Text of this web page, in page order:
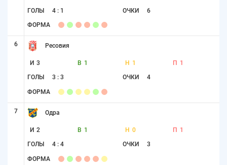
ГОЛЫ 4 : 1 ОЧКИ 6
ФОРМА
6 Ресовия
И 3 В 1 Н 1 П 1
ГОЛЫ 3 : 3 ОЧКИ 4
ФОРМА
7 Одра
И 2 В 1 Н 0 П 1
ГОЛЫ 4 : 4 ОЧКИ 3
ФОРМА